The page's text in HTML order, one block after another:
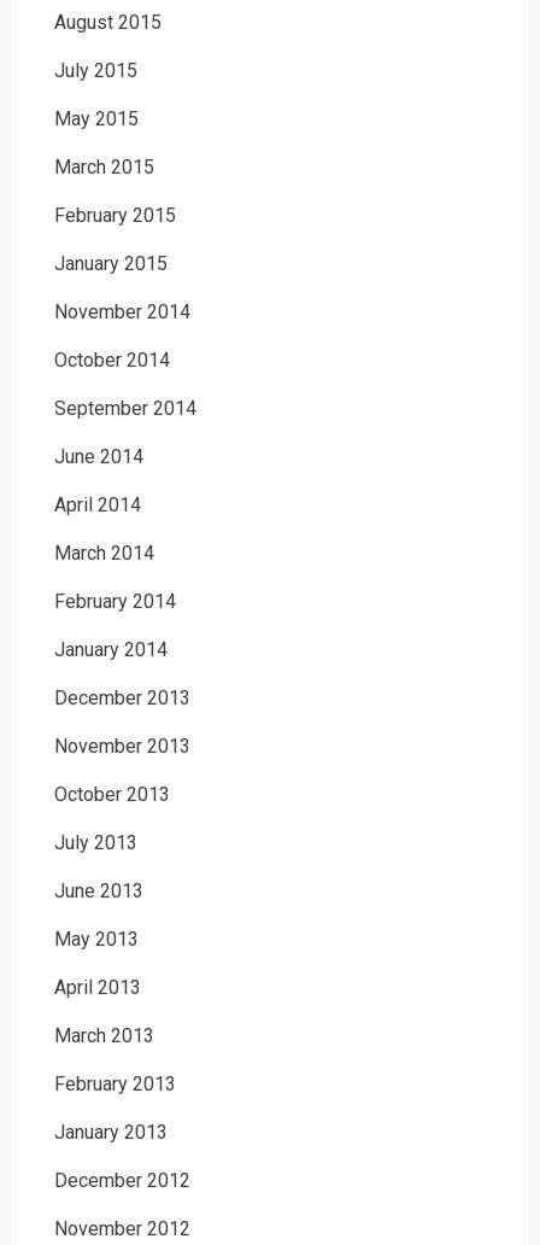
August 2015
July 2015
May 2015
March 2015
February 2015
January 2015
November 2014
October 2014
September 2014
June 2014
April 2014
March 2014
February 2014
January 2014
December 2013
November 2013
October 2013
July 2013
June 2013
May 2013
April 2013
March 2013
February 2013
January 2013
December 2012
November 2012